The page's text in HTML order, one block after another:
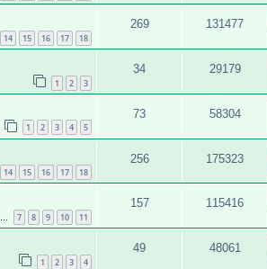
14 15 16 17 18
269 131477
1 2 3
34 29179
1 2 3 4 5
73 58304
14 15 16 17 18
256 175323
… 7 8 9 10 11
157 115416
1 2 3 4
49 48061